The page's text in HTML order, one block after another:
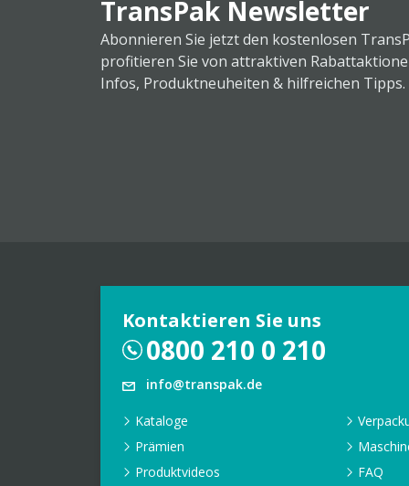
TransPak Newsletter
Abonnieren Sie jetzt den kostenlosen
profitieren Sie von attraktiven
Infos, Produktneuheiten & hilfreichen Tipps.
Kontaktieren Sie uns
0800 210 0 210
info@transpak.de
Kataloge
Prämien
Produktvideos
FAQ